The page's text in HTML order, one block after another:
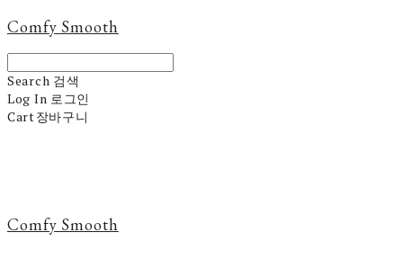
Comfy Smooth
Search 검색
Log In 로그인
Cart장바구니
Comfy Smooth